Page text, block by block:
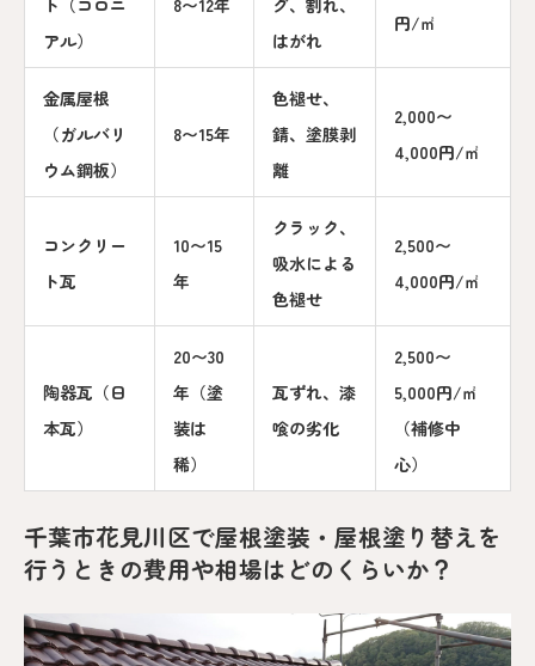
アル）
はがれ
円/㎡
金属屋根
（ガルバリ
ウム鋼板）
8〜15年
色褪せ、
錆、塗膜剥
離
2,000〜
4,000円/㎡
コンクリー
ト瓦
10〜15
年
クラック、
吸水による
色褪せ
2,500〜
4,000円/㎡
陶器瓦（日
本瓦）
20〜30
年（塗
装は
稀）
瓦ずれ、漆
喰の劣化
2,500〜
5,000円/㎡
（補修中
心）
千葉市花見川区で屋根塗装・屋根塗り替えを
行うときの費用や相場はどのくらいか？